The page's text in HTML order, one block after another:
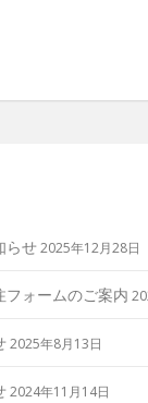
らせ2025年12月28日
ォームのご案内
2025年8月13日
2024年11月14日